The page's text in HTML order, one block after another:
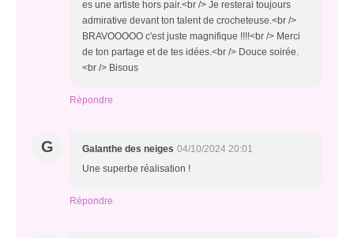
es une artiste hors pair.<br /> Je resterai toujours
admirative devant ton talent de crocheteuse.<br />
BRAVOOOOO c'est juste magnifique !!!!<br /> Merci
de ton partage et de tes idées.<br /> Douce soirée.
<br /> Bisous
Répondre
G Galanthe des neiges 04/10/2024 20:01
Une superbe réalisation !
Répondre